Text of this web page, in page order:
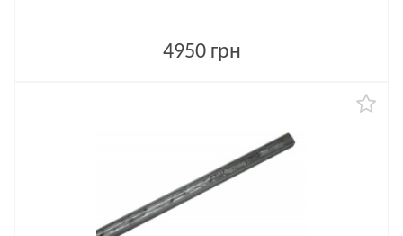
4950 грн